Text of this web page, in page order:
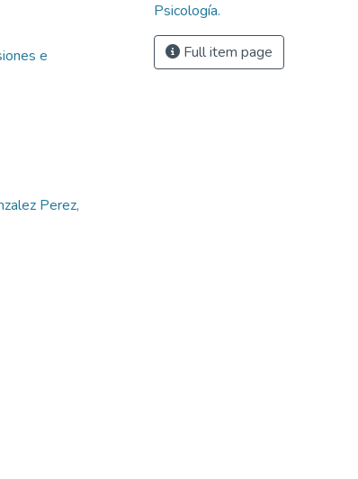
e
Perez,
Psicología.
Full item page